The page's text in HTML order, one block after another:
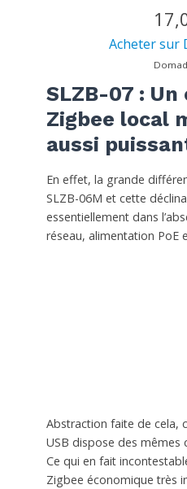
Acheter sur
SLZB-07 :
Zigbee local
aussi
En effet, la grande
SLZB-06M et cette
essentiellement dans
réseau, alimentation PoE
Abstraction faite de cela,
USB dispose des mêmes
Ce qui en fait
Zigbee économique très